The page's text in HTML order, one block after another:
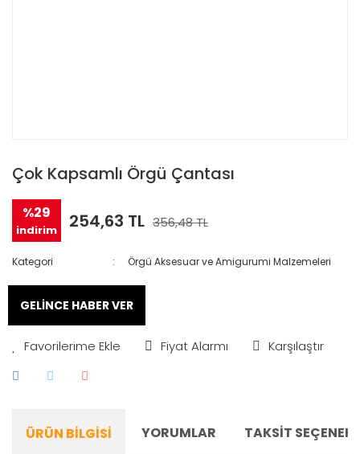
Çok Kapsamlı Örgü Çantası
%29
indirim 254,63 TL 356,48 TL
Kategori Örgü Aksesuar ve Amigurumi Malzemeleri
GELİNCE HABER VER
Fiyat Alarmı Karşılaştır
ÜRÜN BILGISI YORUMLAR TAKSIT